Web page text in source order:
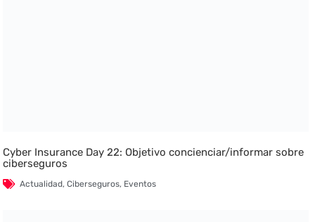
Cyber Insurance Day 22: Objetivo concienciar/informar sobre
ciberseguros
Actualidad,Ciberseguros, Eventos